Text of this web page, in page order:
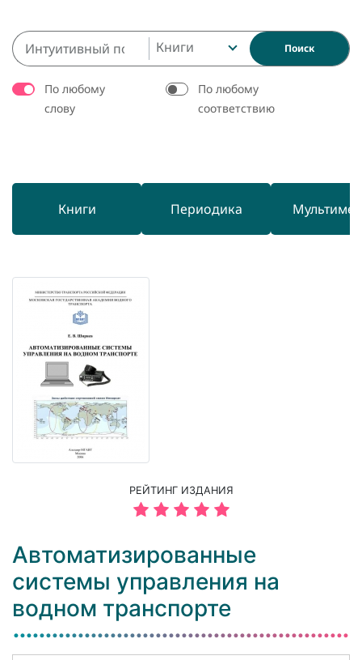
Книги Поиск
По любому
слову
По любому
соответствию
Книги Периодика
РЕЙТИНГ ИЗДАНИЯ
Автоматизированные
системы управления на
водном транспорте